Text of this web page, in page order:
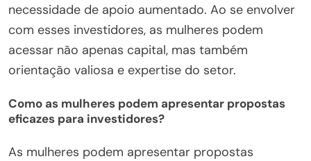
necessidade de apoio aumentado. Ao se envolver
com esses investidores, as mulheres podem
acessar não apenas capital, mas também
orientação valiosa e expertise do setor.
Como as mulheres podem apresentar propostas
eficazes para investidores?
As mulheres podem apresentar propostas